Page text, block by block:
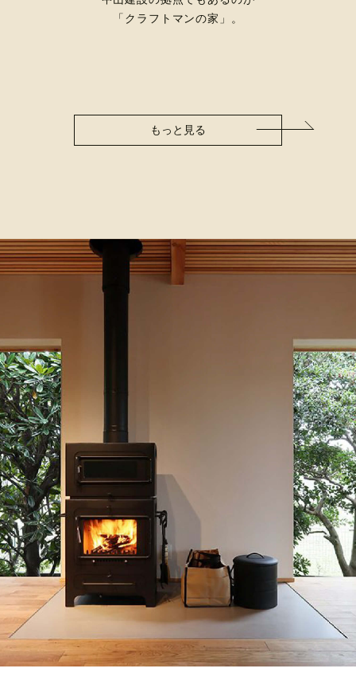
「クラフトマンの家」。
もっと見る